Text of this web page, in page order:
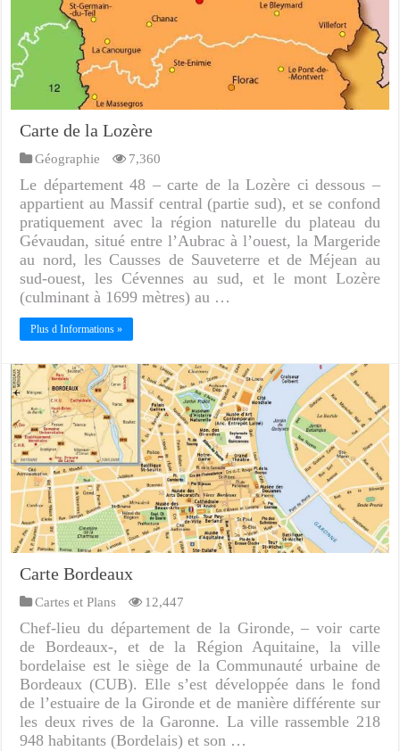
Carte de la Lozère
Géographie 7,360
Le département 48 – carte de la Lozère ci dessous –
appartient au Massif central (partie sud), et se confond
pratiquement avec la région naturelle du plateau du
Gévaudan, situé entre l’Aubrac à l’ouest, la Margeride
au nord, les Causses de Sauveterre et de Méjean au
sud-ouest, les Cévennes au sud, et le mont Lozère
(culminant à 1699 mètres) au …
Plus d Informations »
Carte Bordeaux
Cartes et Plans 12,447
Chef-lieu du département de la Gironde, – voir carte
de Bordeaux-, et de la Région Aquitaine, la ville
bordelaise est le siège de la Communauté urbaine de
Bordeaux (CUB). Elle s’est développée dans le fond
de l’estuaire de la Gironde et de manière différente sur
les deux rives de la Garonne. La ville rassemble 218
948 habitants (Bordelais) et son …